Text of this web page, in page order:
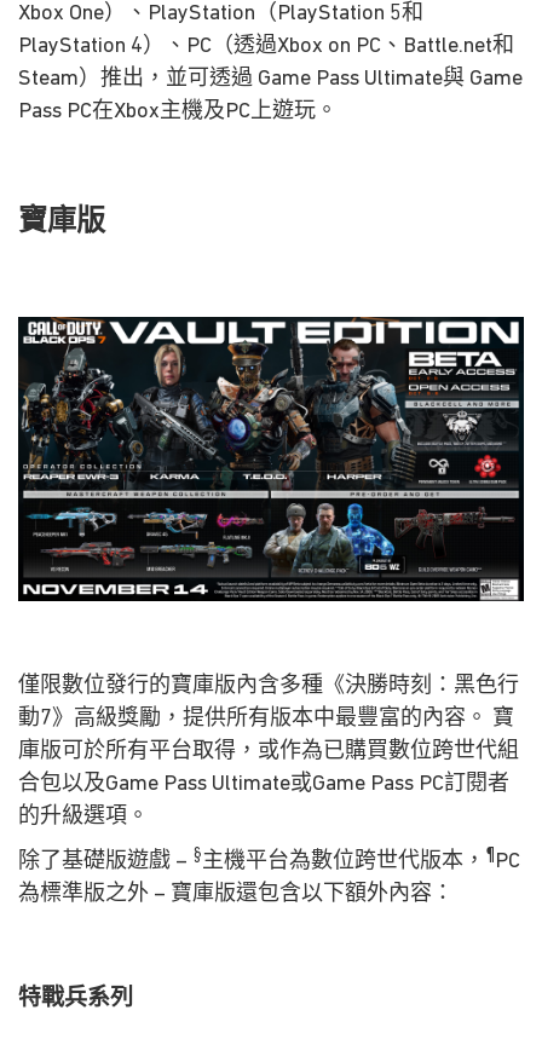
Xbox One）、PlayStation（PlayStation 5和
PlayStation 4）、PC（透過Xbox on PC、Battle.net和
Steam）推出，並可透過 Game Pass Ultimate與 Game
Pass PC在Xbox主機及PC上遊玩。
寶庫版
僅限數位發行的寶庫版內含多種《決勝時刻：黑色行
動7》高級獎勵，提供所有版本中最豐富的內容。 寶
庫版可於所有平台取得，或作為已購買數位跨世代組
合包以及Game Pass Ultimate或Game Pass PC訂閱者
的升級選項。
除了基礎版遊戲 – §主機平台為數位跨世代版本， ¶ PC
為標準版之外 – 寶庫版還包含以下額外內容：
特戰兵系列